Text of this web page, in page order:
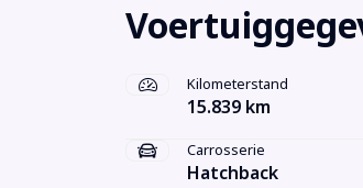
Kilometerstand
15.839 km
Carrosserie
Hatchback